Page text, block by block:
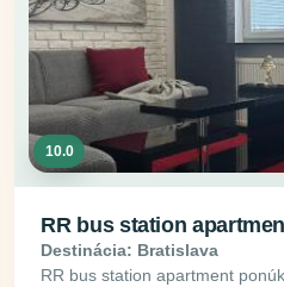
10.0
RR bus station
Destinácia: Bratislava
RR bus station apartment